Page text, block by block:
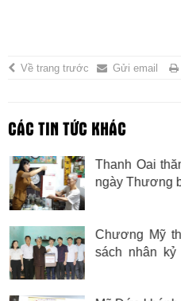
Về trang trước Gửi email
CÁC TIN TỨC KHÁC
Thanh Oai
ngày Thương
Chương Mỹ
sách nhân